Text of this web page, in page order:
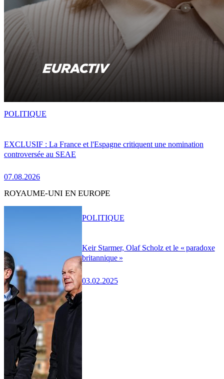
EXCLUSIF : La France et l'Espagne critiquent une nomination
controversée au SEAE
07.08.2026
POLITIQUE
ROYAUME-UNI EN EUROPE
Keir Starmer, Olaf Scholz et le « paradoxe
britannique »
03.02.2025
POLITIQUE